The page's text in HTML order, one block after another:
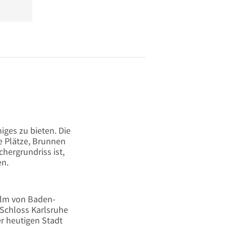
zu bieten. Die
Plätze, Brunnen
ist,
von Baden-
Karlsruhe
heutigen Stadt